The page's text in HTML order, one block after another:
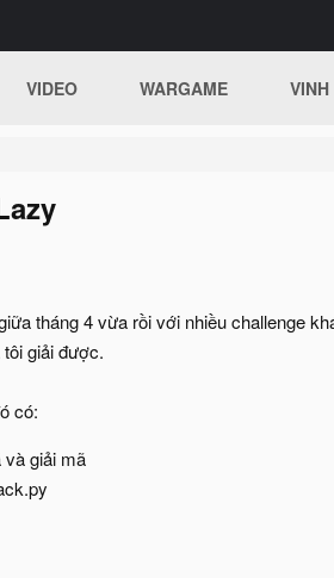
VIDEO WARGAME
tháng 4 vừa rồi với nhiều challenge
giải được.
có:
giải mã